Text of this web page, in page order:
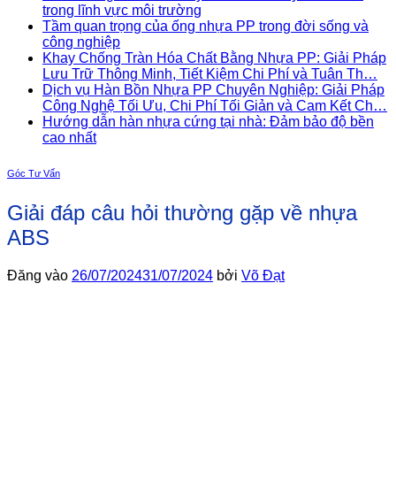
trong lĩnh vực môi trường
Tầm quan trọng của ống nhựa PP trong đời sống và
công nghiệp
Khay Chống Tràn Hóa Chất Bằng Nhựa PP: Giải Pháp
Lưu Trữ Thông Minh, Tiết Kiệm Chi Phí và Tuân Th…
Dịch vụ Hàn Bồn Nhựa PP Chuyên Nghiệp: Giải Pháp
Công Nghệ Tối Ưu, Chi Phí Tối Giản và Cam Kết Ch…
Hướng dẫn hàn nhựa cứng tại nhà: Đảm bảo độ bền
cao nhất
Góc Tư Vấn
Giải đáp câu hỏi thường gặp về nhựa
ABS
Đăng vào 26/07/202431/07/2024 bởi Võ Đạt